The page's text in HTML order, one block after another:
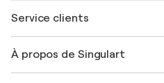
Service clients
Expédition
À propos de Singulart